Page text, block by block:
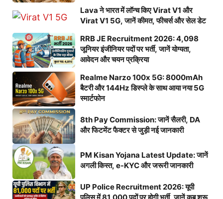
Lava ने भारत में लॉन्च किए Virat V1 और
Virat V1 5G, जानें कीमत, फीचर्स और सेल डेट
RRB JE Recruitment 2026: 4,098
जूनियर इंजीनियर पदों पर भर्ती, जानें योग्यता,
आवेदन और चयन प्रक्रिया
Realme Narzo 100x 5G: 8000mAh
बैटरी और 144Hz डिस्प्ले के साथ आया नया 5G
स्मार्टफोन
8th Pay Commission: जानें सैलरी, DA
और फिटमेंट फैक्टर से जुड़ी नई जानकारी
PM Kisan Yojana Latest Update: जानें
अगली किस्त, e-KYC और जरूरी जानकारी
UP Police Recruitment 2026: यूपी